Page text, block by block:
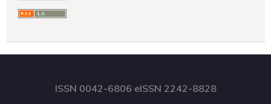
ISSN 0042-6806 eISSN 2242-8828